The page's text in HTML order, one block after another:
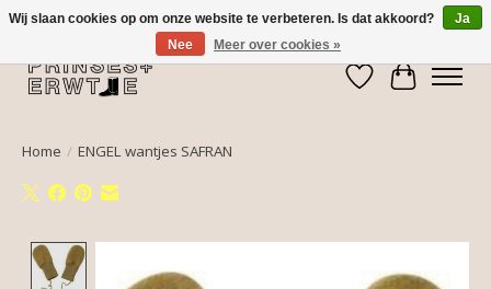
Verlanglijst
Home / ENGEL wantjes SAFRAN
Wij slaan cookies op om onze website te verbeteren. Is dat akkoord?
Ja
Nee
Meer over cookies »